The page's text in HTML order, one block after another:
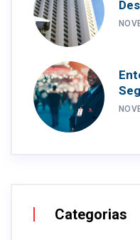
Categorias